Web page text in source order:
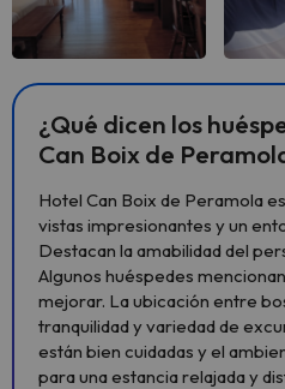
¿Qué dicen los
Can Boix de
Hotel Can Boix de Peramola
vistas impresionantes y un
Destacan la amabilidad del
Algunos huéspedes
mejorar. La ubicación entre
tranquilidad y variedad de
están bien cuidadas y el
para una estancia relajada y